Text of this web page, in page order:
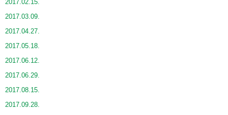
2017.02.15.
2017.03.09.
2017.04.27.
2017.05.18.
2017.06.12.
2017.06.29.
2017.08.15.
2017.09.28.